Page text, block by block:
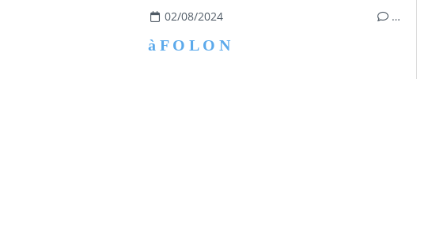
02/08/2024 …
à F O L O N